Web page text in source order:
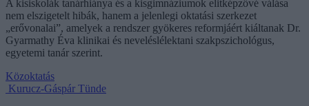
A kisiskolák tanárhiánya és a kisgimnáziumok elitképzővé válása
nem elszigetelt hibák, hanem a jelenlegi oktatási szerkezet
„erővonalai”, amelyek a rendszer gyökeres reformjáért kiáltanak Dr.
Gyarmathy Éva klinikai és neveléslélektani szakpszichológus,
egyetemi tanár szerint.
Közoktatás
Kurucz-Gáspár Tünde